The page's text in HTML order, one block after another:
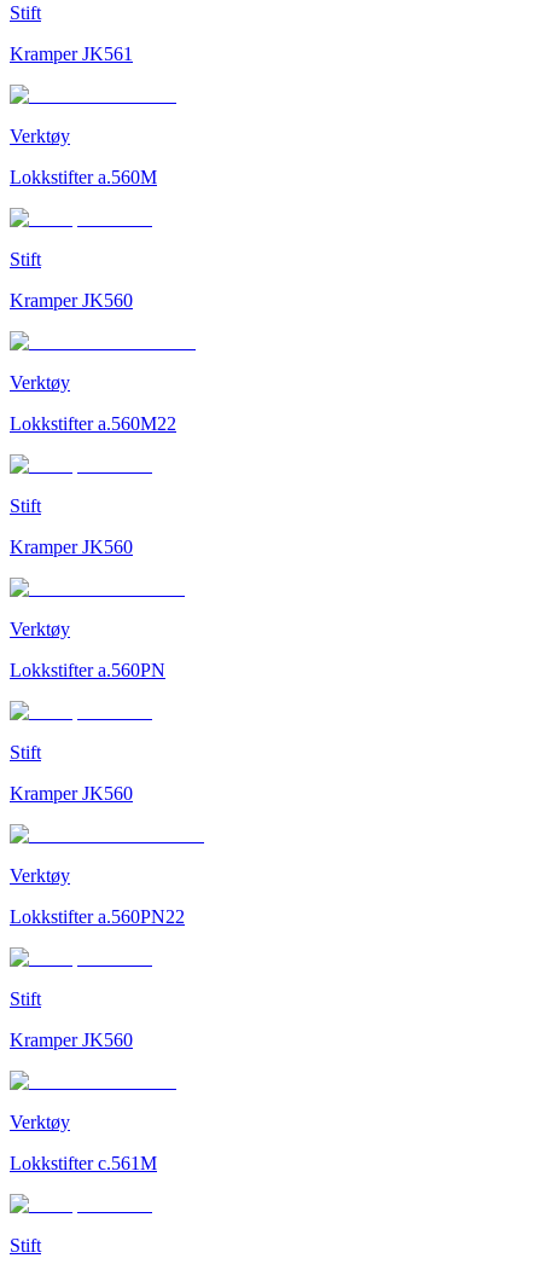
Stift
Kramper JK561
Verktøy
Lokkstifter a.560M
Stift
Kramper JK560
Verktøy
Lokkstifter a.560M22
Stift
Kramper JK560
Verktøy
Lokkstifter a.560PN
Stift
Kramper JK560
Verktøy
Lokkstifter a.560PN22
Stift
Kramper JK560
Verktøy
Lokkstifter c.561M
Stift